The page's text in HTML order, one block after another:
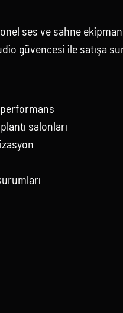
ses ve sahne
güvencesi ile satışa
performans
salonları